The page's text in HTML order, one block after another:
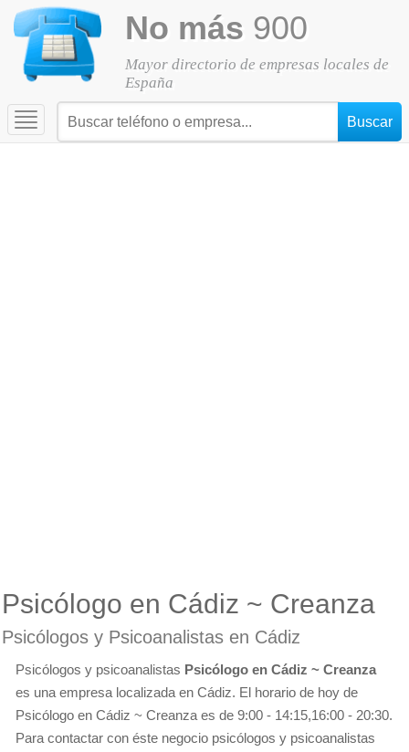
No más 900
Mayor directorio de empresas locales de
España
Toggle
navigation
Psicólogo en Cádiz ~ Creanza
Psicólogos y Psicoanalistas en Cádiz
Psicólogos y psicoanalistas Psicólogo en Cádiz ~ Creanza
es una empresa localizada en Cádiz. El horario de hoy de
Psicólogo en Cádiz ~ Creanza es de 9:00 - 14:15,16:00 - 20:30.
Para contactar con éste negocio psicólogos y psicoanalistas